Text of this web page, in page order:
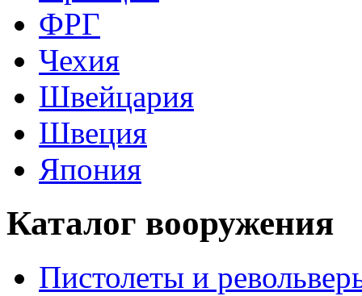
ФРГ
Чехия
Швейцария
Швеция
Япония
Каталог вооружения
Пистолеты и